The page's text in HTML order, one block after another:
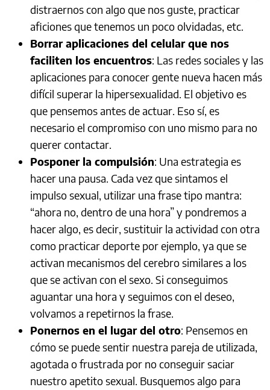
distraernos con algo que nos guste, practicar
aficiones que tenemos un poco olvidadas, etc.
Borrar aplicaciones del celular que nos
faciliten los encuentros: Las redes sociales y las
aplicaciones para conocer gente nueva hacen más
difícil superar la hipersexualidad. El objetivo es
que pensemos antes de actuar. Eso sí, es
necesario el compromiso con uno mismo para no
querer contactar.
Posponer la compulsión: Una estrategia es
hacer una pausa. Cada vez que sintamos el
impulso sexual, utilizar una frase tipo mantra:
“ahora no, dentro de una hora” y pondremos a
hacer algo, es decir, sustituir la actividad con otra
como practicar deporte por ejemplo, ya que se
activan mecanismos del cerebro similares a los
que se activan con el sexo. Si conseguimos
aguantar una hora y seguimos con el deseo,
volvamos a repetirnos la frase.
Ponernos en el lugar del otro: Pensemos en
cómo se puede sentir nuestra pareja de utilizada,
agotada o frustrada por no conseguir saciar
nuestro apetito sexual. Busquemos algo para